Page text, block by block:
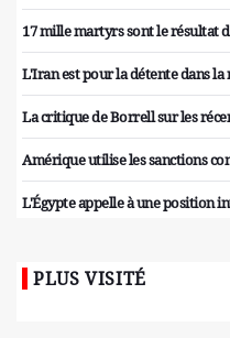
17 mille martyrs sont le résultat
L'Iran est pour la détente dans la
La critique de Borrell sur les
Amérique utilise les sanctions
L'Égypte appelle à une position
PLUS VISITÉ